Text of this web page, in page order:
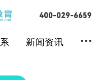
新闻资讯 ...